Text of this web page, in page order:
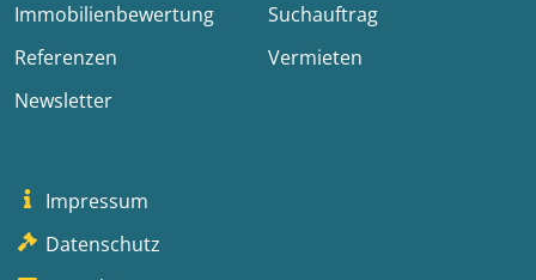
Immobilienbewertung
Suchauftrag
Referenzen
Vermieten
Newsletter
Impressum
Datenschutz